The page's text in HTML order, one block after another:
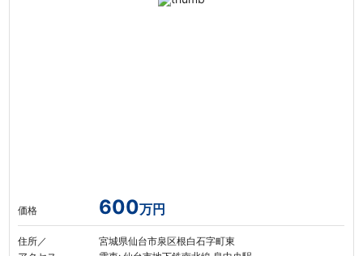
価格 600万円
住所／
宮城県仙台市泉区根白石字町東